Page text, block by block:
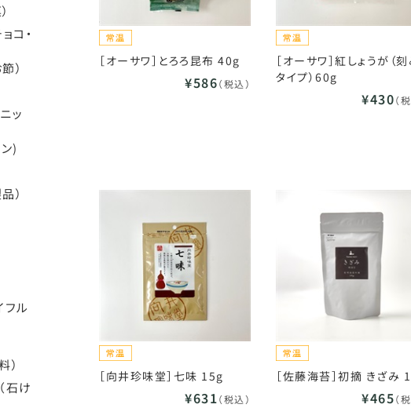
コ・
）
ッ
)
）
フル
）
石け
［オーサワ］とろろ昆布 40g
¥586（税込）
［オーサワ］紅しょうが（
タイプ）60g
¥430（
［向井珍味堂］七味 15g
¥631（税込）
［佐藤海苔］初摘 きざみ
¥465（